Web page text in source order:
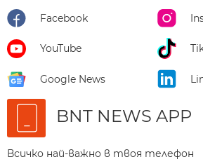
Facebook
YouTube
Google News
BNT NEWS APP
Всичко най-важно в твоя телефон